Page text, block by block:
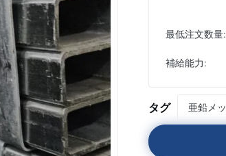
最低注文数量:
補給能力:
タグ 亜鉛メ